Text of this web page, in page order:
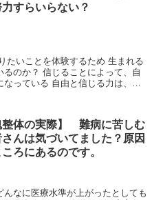
力すらいらない？
たいことを体験するため 生まれる
のか？ 信じることによって、自
っている 自由と信じる力は、人
整体の実際】 難病に苦しむ
さんは気づいてました？原因
ろにあるのです。
なに医療水準が上がったとしても